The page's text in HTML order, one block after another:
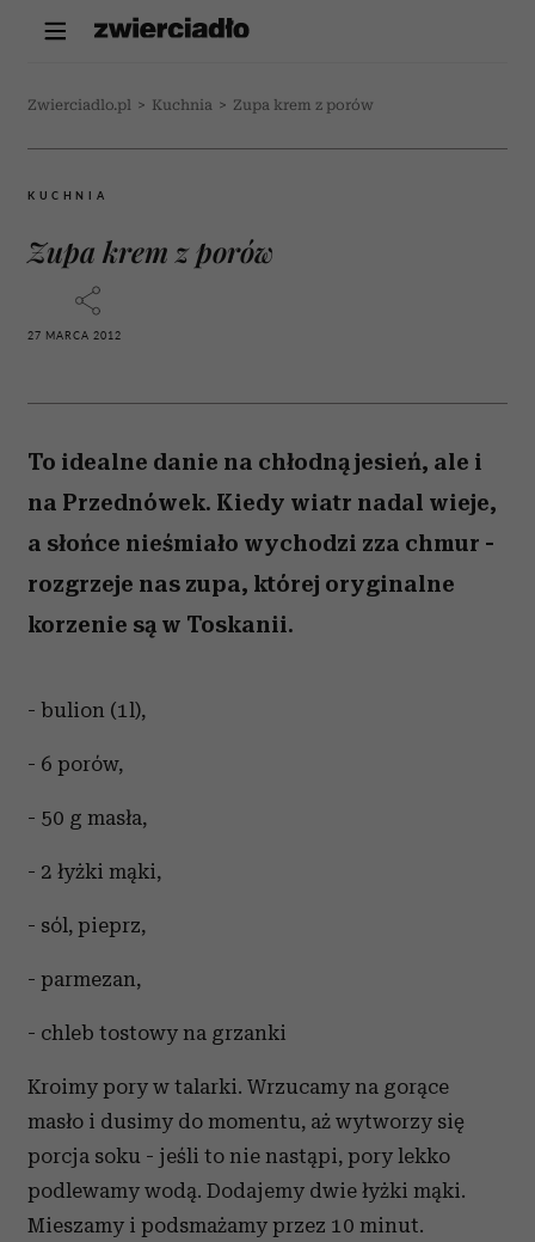
Zwierciadlo.pl > Kuchnia > Zupa krem z porów
KUCHNIA
Zupa krem z porów
27 MARCA 2012
To idealne danie na chłodną jesień, ale i
na Przednówek. Kiedy wiatr nadal wieje,
a słońce nieśmiało wychodzi zza chmur -
rozgrzeje nas zupa, której oryginalne
korzenie są w Toskanii.
- bulion (1l),
- 6 porów,
- 50 g masła,
- 2 łyżki mąki,
- sól, pieprz,
- parmezan,
- chleb tostowy na grzanki
Kroimy pory w talarki. Wrzucamy na gorące
masło i dusimy do momentu, aż wytworzy się
porcja soku - jeśli to nie nastąpi, pory lekko
podlewamy wodą. Dodajemy dwie łyżki mąki.
Mieszamy i podsmażamy przez 10 minut.